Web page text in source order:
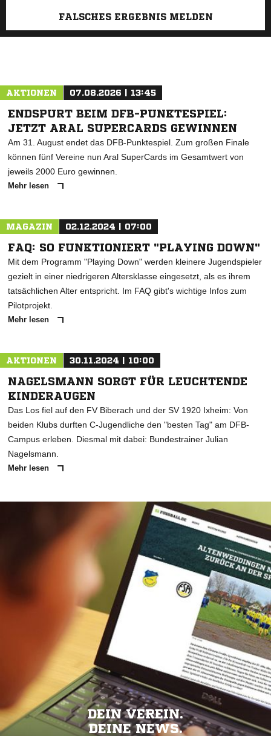
FALSCHES ERGEBNIS MELDEN
AKTIONEN 07.08.2026 | 13:45
ENDSPURT BEIM DFB-PUNKTESPIEL:
JETZT ARAL SUPERCARDS GEWINNEN
Am 31. August endet das DFB-Punktespiel. Zum großen Finale
können fünf Vereine nun Aral SuperCards im Gesamtwert von
jeweils 2000 Euro gewinnen.
Mehr lesen
MAGAZIN 02.12.2024 | 07:00
FAQ: SO FUNKTIONIERT "PLAYING DOWN"
Mit dem Programm "Playing Down" werden kleinere Jugendspieler
gezielt in einer niedrigeren Altersklasse eingesetzt, als es ihrem
tatsächlichen Alter entspricht. Im FAQ gibt's wichtige Infos zum
Pilotprojekt.
Mehr lesen
AKTIONEN 30.11.2024 | 10:00
NAGELSMANN SORGT FÜR LEUCHTENDE
KINDERAUGEN
Das Los fiel auf den FV Biberach und der SV 1920 Ixheim: Von
beiden Klubs durften C-Jugendliche den "besten Tag" am DFB-
Campus erleben. Diesmal mit dabei: Bundestrainer Julian
Nagelsmann.
Mehr lesen
DEIN VEREIN.
DEINE NEWS.